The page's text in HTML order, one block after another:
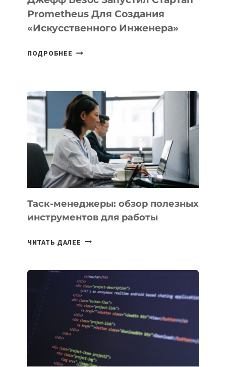
Prometheus Для Создания
«искусственного Инженера»
ПОДРОБНЕЕ ДЖЕФФ
PROMETHEUS
ДЛЯ
СОЗДАНИЯ
«ИСКУССТВЕННОГО
ИНЖЕНЕРА»
Таск-менеджеры: обзор полезных
инструментов для работы
ЧИТАТЬ ДАЛЕЕ ТАСК-
ПОЛЕЗНЫХ
ИНСТРУМЕНТОВ
ДЛЯ
РАБОТЫ